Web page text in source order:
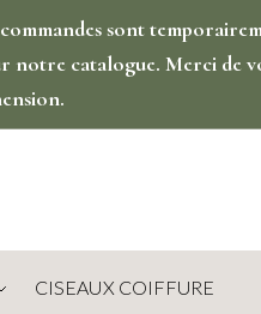
sont
notre catalogue. Merci de
CISEAUX COIFFURE